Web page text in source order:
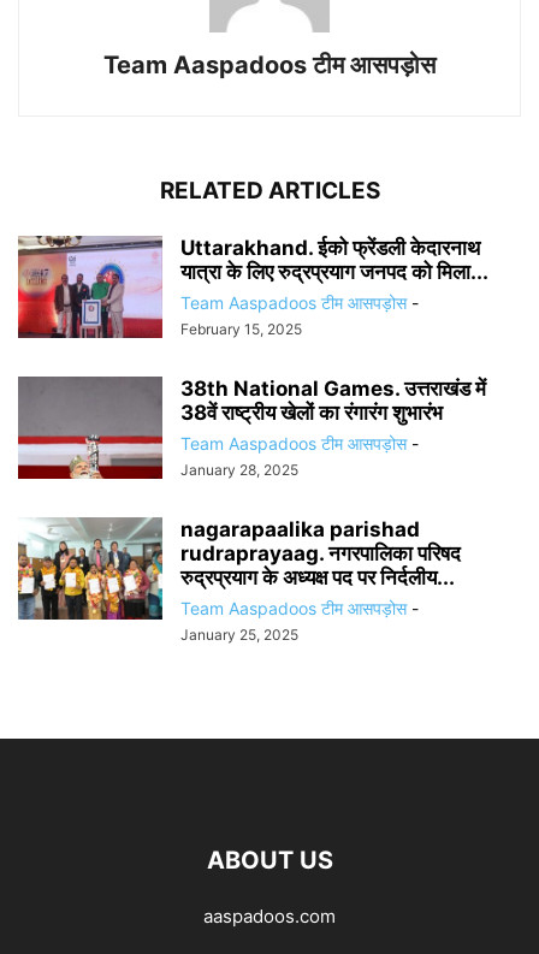
Team Aaspadoos टीम आसपड़ोस
RELATED ARTICLES
Uttarakhand. ईको फ्रेंडली केदारनाथ
यात्रा के लिए रुद्रप्रयाग जनपद को मिला...
Team Aaspadoos टीम आसपड़ोस -
February 15, 2025
38th National Games. उत्तराखंड में
38वें राष्ट्रीय खेलों का रंगारंग शुभारंभ
Team Aaspadoos टीम आसपड़ोस -
January 28, 2025
nagarapaalika parishad
rudraprayaag. नगरपालिका परिषद
रुद्रप्रयाग के अध्यक्ष पद पर निर्दलीय...
Team Aaspadoos टीम आसपड़ोस -
January 25, 2025
ABOUT US
aaspadoos.com